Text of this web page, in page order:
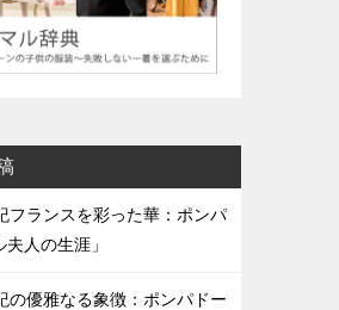
フランスを彩った華：ポンパ
夫人の生涯」
の優雅なる象徴：ポンパドー